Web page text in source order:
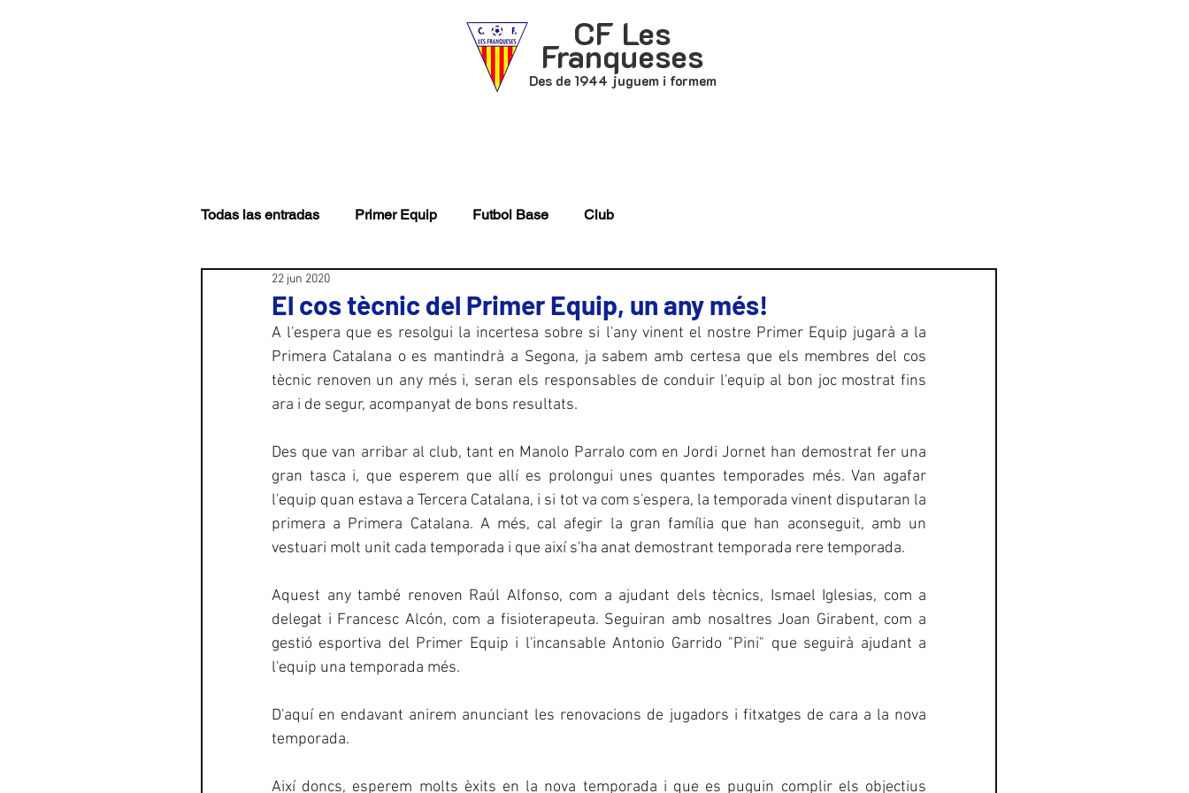
CF Les
Franqueses
Des de 1944 juguem i formem
Todas las entradas Primer Equip Futbol Base Club
El cos tècnic del Primer Equip, un any més!
22 jun 2020
A l'espera que es resolgui la incertesa sobre si l'any vinent el nostre Primer Equip jugarà a la
Primera Catalana o es mantindrà a Segona, ja sabem amb certesa que els membres del cos
tècnic renoven un any més i, seran els responsables de conduir l'equip al bon joc mostrat fins
ara i de segur, acompanyat de bons resultats.
Des que van arribar al club, tant en Manolo Parralo com en Jordi Jornet han demostrat fer una
gran tasca i, que esperem que allí es prolongui unes quantes temporades més. Van agafar
l'equip quan estava a Tercera Catalana, i si tot va com s'espera, la temporada vinent disputaran la
primera a Primera Catalana. A més, cal afegir la gran família que han aconseguit, amb un
vestuari molt unit cada temporada i que així s'ha anat demostrant temporada rere temporada.
Aquest any també renoven Raúl Alfonso, com a ajudant dels tècnics, Ismael Iglesias, com a
delegat i Francesc Alcón, com a fisioterapeuta. Seguiran amb nosaltres Joan Girabent, com a
gestió esportiva del Primer Equip i l'incansable Antonio Garrido "Pini" que seguirà ajudant a
l'equip una temporada més.
D'aquí en endavant anirem anunciant les renovacions de jugadors i fitxatges de cara a la nova
temporada.
Així doncs, esperem molts èxits en la nova temporada i que es puguin complir els objectius